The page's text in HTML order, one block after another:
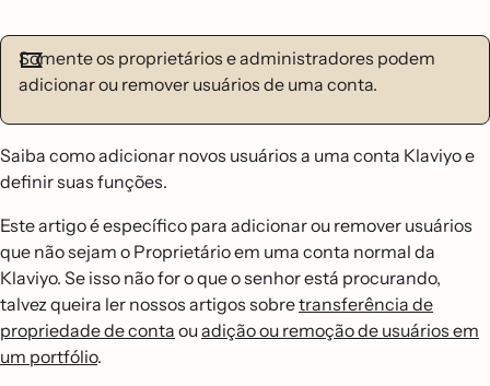
Somente os proprietários e administradores podem
adicionar ou remover usuários de uma conta.
Saiba como adicionar novos usuários a uma conta Klaviyo e
definir suas funções.
Este artigo é específico para adicionar ou remover usuários
que não sejam o Proprietário em uma conta normal da
Klaviyo. Se isso não for o que o senhor está procurando,
talvez queira ler nossos artigos sobretransferência de
propriedade de conta ouadição ou remoção de usuários em
um portfólio.